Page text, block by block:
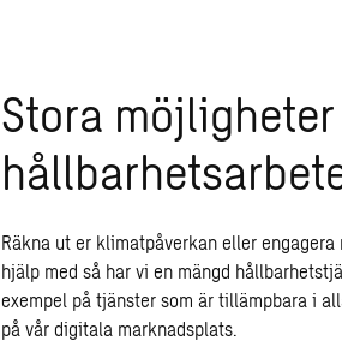
Stora
Räkna ut er klimatpåverkan eller
hjälp med så har vi en mängd
exempel på tjänster som är tillämpbara i
på vår digitala marknadsplats.